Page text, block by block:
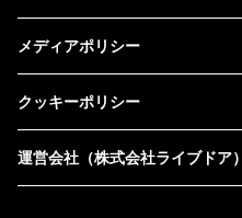
メディアポリシー
クッキーポリシー
運営会社（株式会社ライブドア）